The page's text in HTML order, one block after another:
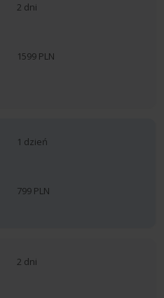
2 dni
1599 PLN
1 dzień
799 PLN
2 dni